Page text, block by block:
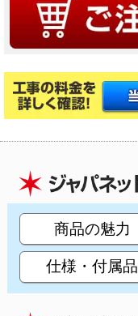
商品の魅力
仕様・付属品